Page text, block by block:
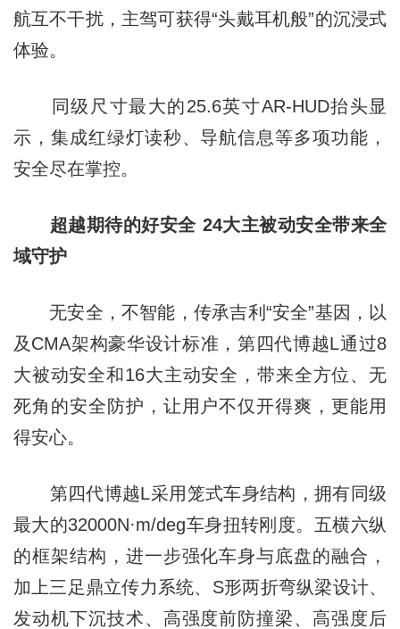
航互不干扰，主驾可获得“头戴耳机般”的沉浸式
体验。
同级尺寸最大的25.6英寸AR-HUD抬头显
示，集成红绿灯读秒、导航信息等多项功能，
安全尽在掌控。
超越期待的好安全 24大主被动安全带来全
域守护
无安全，不智能，传承吉利“安全”基因，以
及CMA架构豪华设计标准，第四代博越L通过8
大被动安全和16大主动安全，带来全方位、无
死角的安全防护，让用户不仅开得爽，更能用
得安心。
第四代博越L采用笼式车身结构，拥有同级
最大的32000N·m/deg车身扭转刚度。五横六纵
的框架结构，进一步强化车身与底盘的融合，
加上三足鼎立传力系统、S形两折弯纵梁设计、
发动机下沉技术、高强度前防撞梁、高强度后